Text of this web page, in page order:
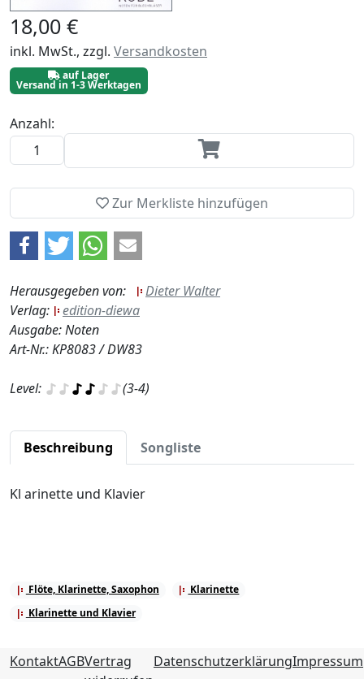
Herausgegeben von:
Dieter Walter
Verlag:
edition-diewa
Ausgabe: Noten
Art-Nr.: KP8083 / DW83
Level: (3-4)
Beschreibung Songliste
Kl arinette und Klavier
Flöte, Klarinette, Saxophon
Klarinette
Klarinette und Klavier
18,00 €
inkl. MwSt., zzgl. Versandkosten
auf Lager
Versand in 1-3 Werktagen
Anzahl:
Zur Merkliste hinzufügen
KontaktAGBVertrag
DatenschutzerklärungImpressum